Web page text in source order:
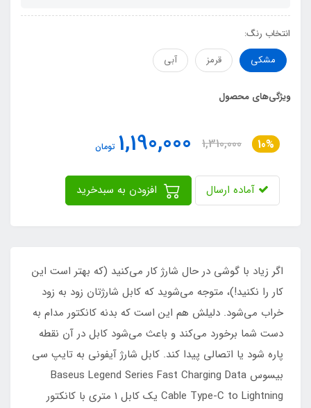
انتخاب رنگ:
مشکی
قرمز آبی
ویژگی‌های محصول
10%
1,310,000
1,190,000 تومان
آماده ارسال
اگر زیاد با گوشی در حال شارژ کار می‌کنید (که بهتر است این
کار را نکنید!)، متوجه می‌شوید که کابل‌ شارژتان زود به زود
خراب می‌شود. دلیلش هم این است که بدنه کانکتور مدام به
دست شما برخورد می‌کند و باعث می‌شود کابل در آن نقطه
پاره شود یا اتصالی پیدا کند. کابل شارژ آیفونی به تایپ سی
بیسوس Baseus Legend Series Fast Charging Data
Cable Type-C to Lightning یک کابل 1 متری با کانکتور